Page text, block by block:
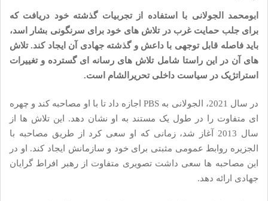
ابومحمد الجولانی با استفاده از تجربیات گذشته خود دریافت که
برای جلب حمایت غرب در تلاش های خود برای سرنگونی بشار اسد،
باید فاصله قابل توجهی با داعش و گذشته جهادی آن ایجاد کند. تلاش
های آن در این راستا شامل تلاش های رسانه ای گسترده و تغییرات
استراتژیک در سیاست داخلی تحریرالشام است.
در سال 2021، الجولانی به PBS اجازه داد تا با او مصاحبه کند و چهره
ای متفاوت را در طول یک مستند به او نشان دهد. این تلاش ها از
سال 2013 آغاز شد، زمانی که او سعی کرد از طریق مصاحبه با
الجزیره روابط عمومی مثبتی برای خود و سازمانش ایجاد کند. او در
این مصاحبه ها سعی داشت تصویری متفاوت از رهبر افراط گرایان
جهادی ارائه دهد.